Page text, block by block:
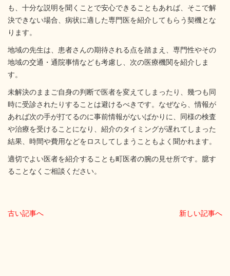
も、十分な説明を聞くことで安心できることもあれば、そこで解
決できない場合、病状に適した専門医を紹介してもらう契機とな
ります。
地域の先生は、患者さんの期待される点を踏まえ、専門性やその
地域の交通・通院事情なども考慮し、次の医療機関を紹介しま
す。
未解決のままご自身の判断で医者を変えてしまったり、幾つも同
時に受診されたりすることは避けるべきです。なぜなら、情報が
あれば次の手が打てるのに事前情報がないばかりに、同様の検査
や治療を受けることになり、紹介のタイミングが遅れてしまった
結果、時間や費用などをロスしてしまうこともよく聞かれます。
適切でよい医者を紹介することも町医者の腕の見せ所です。臆す
ることなくご相談ください。
古い記事へ 新しい記事へ